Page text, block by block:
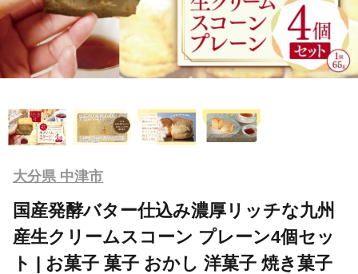
大分県 中津市
国産発酵バター仕込み濃厚リッチな九州
産生クリームスコーン プレーン4個セッ
ト | お菓子 菓子 おかし 洋菓子 焼き菓子